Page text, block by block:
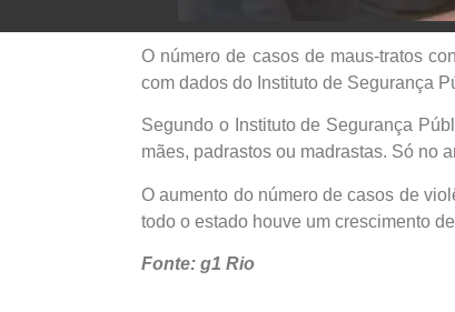
O número de casos de maus-tratos
com dados do Instituto de Segurança
Segundo o Instituto de Segurança
mães, padrastos ou madrastas. Só no
O aumento do número de casos de
todo o estado houve um crescimento
Fonte: g1 Rio